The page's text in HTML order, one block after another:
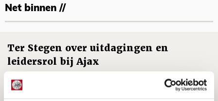
Net binnen //
Ter Stegen over uitdagingen en
leidersrol bij Ajax
NIEUWS